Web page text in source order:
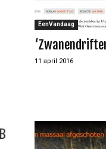
EenVandaag
11 april 2016